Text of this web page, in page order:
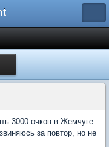
3000 очков в Жемчуге
за повтор, но не